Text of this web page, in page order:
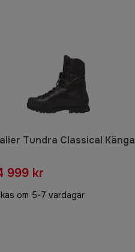
Tundra Classical Känga
999 kr
om 5-7 vardagar